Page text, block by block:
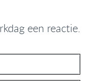
een reactie.